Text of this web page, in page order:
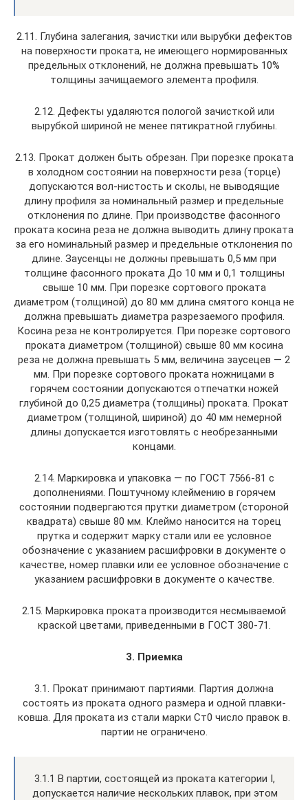
2.11. Глубина залегания, зачистки или вырубки дефектов
на поверхности проката, не имеющего нормированных
предельных отклонений, не должна превышать 10%
толщины зачищаемого элемента профиля.
2.12. Дефекты удаляются пологой зачисткой или
вырубкой шириной не менее пятикратной глубины.
2.13. Прокат должен быть обрезан. При порезке проката
в холодном состоянии на поверхности реза (торце)
допускаются вол-нистость и сколы, не выводящие
длину профиля за номинальный размер и предельные
отклонения по длине. При производстве фасонного
проката косина реза не должна выводить длину проката
за его номинальный размер и предельные отклонения по
длине. Заусенцы не должны превышать 0,5 мм при
толщине фасонного проката До 10 мм и 0,1 толщины
свыше 10 мм. При порезке сортового проката
диаметром (толщиной) до 80 мм длина смятого конца не
должна превышать диаметра разрезаемого профиля.
Косина реза не контролируется. При порезке сортового
проката диаметром (толщиной) свыше 80 мм косина
реза не должна превышать 5 мм, величина заусецев — 2
мм. При порезке сортового проката ножницами в
горячем состоянии допускаются отпечатки ножей
глубиной до 0,25 диаметра (толщины) проката. Прокат
диаметром (толщиной, шириной) до 40 мм немерной
длины допускается изготовлять с необрезанными
концами.
2.14. Маркировка и упаковка — по ГОСТ 7566-81 с
дополнениями. Поштучному клеймению в горячем
состоянии подвергаются прутки диаметром (стороной
квадрата) свыше 80 мм. Клеймо наносится на торец
прутка и содержит марку стали или ее условное
обозначение с указанием расшифровки в документе о
качестве, номер плавки или ее условное обозначение с
указанием расшифровки в документе о качестве.
2.15. Маркировка проката производится несмываемой
краской цветами, приведенными в ГОСТ 380-71.
3. Приемка
3.1. Прокат принимают партиями. Партия должна
состоять из проката одного размера и одной плавки-
ковша. Для проката из стали марки Ст0 число правок в.
партии не ограничено.
3.1.1 В партии, состоящей из проката категории I,
допускается наличие нескольких плавок, при этом